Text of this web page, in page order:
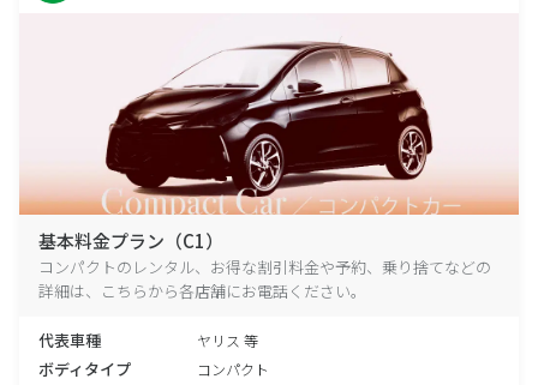
基本料金プラン（C1）
コンパクトのレンタル、お得な割引料金や予約、乗り捨てなどの
詳細は、こちらから各店舗にお電話ください。
代表車種 ヤリス 等
ボディタイプ コンパクト